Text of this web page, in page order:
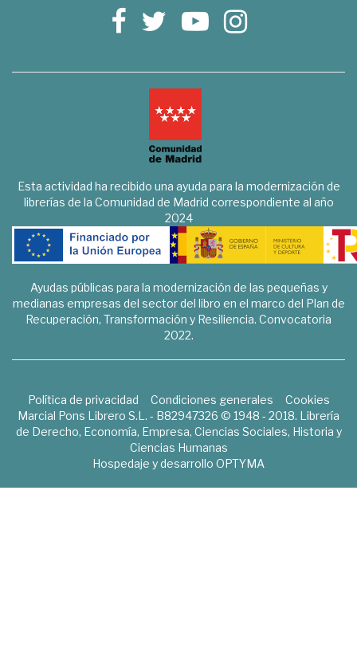
Esta actividad ha recibido una ayuda para la modernización de
librerías de la Comunidad de Madrid correspondiente al año
2024
Ayudas públicas para la modernización de las pequeñas y
medianas empresas del sector del libro en el marco del Plan de
Recuperación, Transformación y Resiliencia. Convocatoria
2022.
Política de privacidad Condiciones generales
Cookies
Marcial Pons Librero S.L. - B82947326 © 1948 - 2018. Librería
de Derecho, Economía, Empresa, Ciencias Sociales, Historia y
Ciencias Humanas
Hospedaje y desarrollo OPTYMA